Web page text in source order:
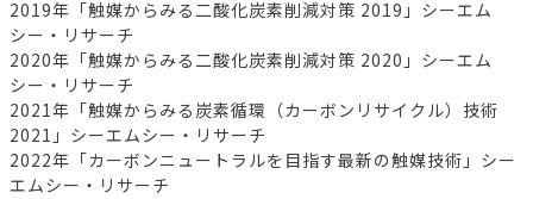
2019年「触媒からみる二酸化炭素削減対策 2019」シーエム
シー・リサーチ
2020年「触媒からみる二酸化炭素削減対策 2020」シーエム
シー・リサーチ
2021年「触媒からみる炭素循環（カーボンリサイクル）技術
2021」シーエムシー・リサーチ
2022年「カーボンニュートラルを目指す最新の触媒技術」シー
エムシー・リサーチ